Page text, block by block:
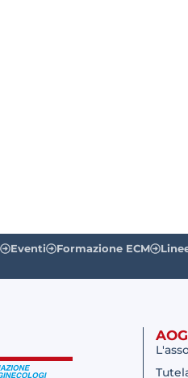
Eventi Formazione ECM